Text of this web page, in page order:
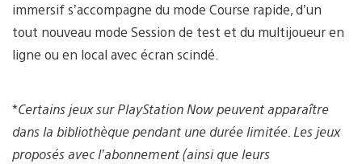
immersif s’accompagne du mode Course rapide, d’un
tout nouveau mode Session de test et du multijoueur en
ligne ou en local avec écran scindé.
*Certains jeux sur PlayStation Now peuvent apparaître
dans la bibliothèque pendant une durée limitée. Les jeux
proposés avec l’abonnement (ainsi que leurs